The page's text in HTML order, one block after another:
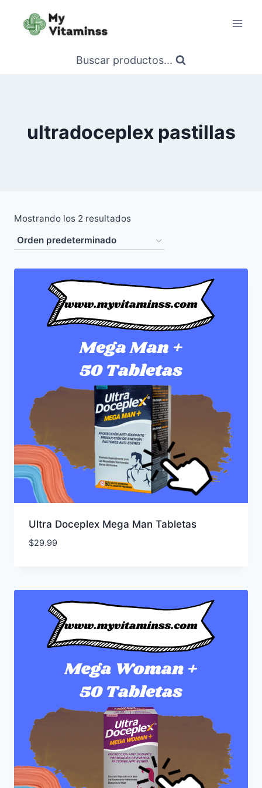
contenido
Buscar productos...
ultradoceplex pastillas
Mostrando los 2 resultados
Ultra Doceplex Mega Man Tabletas
$29.99